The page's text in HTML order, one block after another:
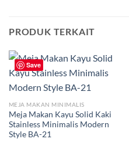
PRODUK TERKAIT
Save
MEJA MAKAN MINIMALIS
Meja Makan Kayu Solid Kaki
Stainless Minimalis Modern
Style BA-21